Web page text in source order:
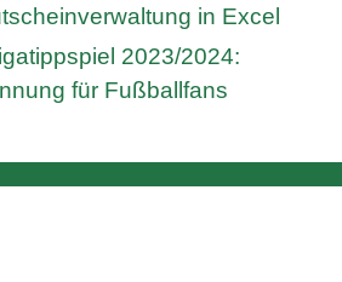
in Excel
2023/2024:
für Fußballfans